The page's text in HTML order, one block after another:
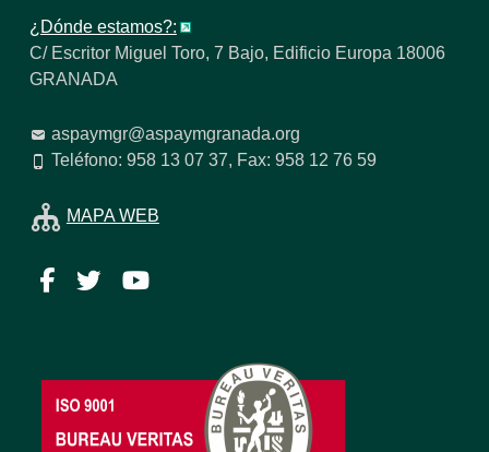
¿Dónde estamos?:
C/ Escritor Miguel Toro, 7 Bajo, Edificio Europa 18006
GRANADA
aspaymgr@aspaymgranada.org
Teléfono: 958 13 07 37, Fax: 958 12 76 59
MAPA WEB
Facebook
TwitterYouTube